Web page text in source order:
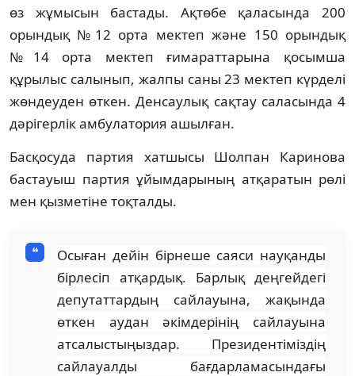
өз жұмысын бастады. Ақтөбе қаласында 200
орындық №12 орта мектеп және 150 орындық
№14 орта мектеп ғимараттарына қосымша
құрылыс салынып, жалпы саны 23 мектеп күрделі
жөндеуден өткен. Денсаулық сақтау саласында 4
дәрігерлік амбулатория ашылған.
Басқосуда партия хатшысы Шолпан Каринова
бастауыш партия ұйымдарының атқаратын рөлі
мен қызметіне тоқталды.
Осыған дейін бірнеше саяси науқанды
бірлесіп атқардық. Барлық деңгейдегі
депутаттардың сайлауына, жақында
өткен аудан әкімдерінің сайлауына
атсалыстыңыздар. Президентіміздің
сайлауалды бағдарламасындағы